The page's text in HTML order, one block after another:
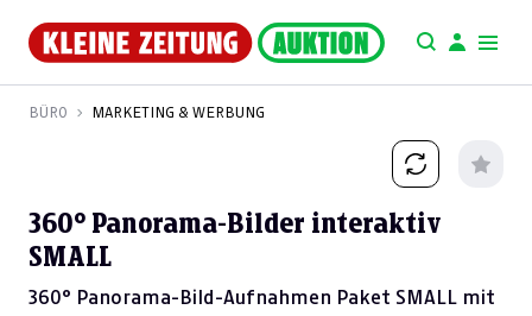
BÜRO MARKETING & WERBUNG
360° Panorama-Bilder interaktiv
SMALL
360° Panorama-Bild-Aufnahmen Paket SMALL mit